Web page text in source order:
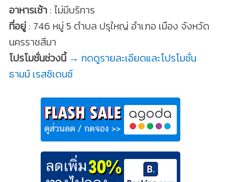
อาหารเช้า: ไม่มีบริการ
ที่อยู่: 746 หมู่ 5 ตำบล ปรุใหญ่ อำเภอ เมือง จังหวัด
นครราชสีมา
โปรโมชั่นช่วงนี้ → กดดูรายละเอียดและโปรโมชั่น
ธามม์ เรสซิเดนซ์